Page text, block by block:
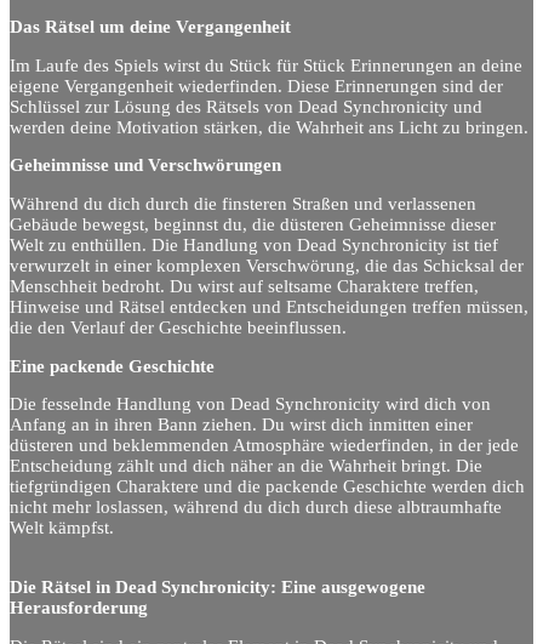
Das Rätsel um deine Vergangenheit
Im Laufe des Spiels wirst du Stück für Stück Erinnerungen an deine
eigene Vergangenheit wiederfinden. Diese Erinnerungen sind der
Schlüssel zur Lösung des Rätsels von Dead Synchronicity und
werden deine Motivation stärken, die Wahrheit ans Licht zu bringen.
Geheimnisse und Verschwörungen
Während du dich durch die finsteren Straßen und verlassenen
Gebäude bewegst, beginnst du, die düsteren Geheimnisse dieser
Welt zu enthüllen. Die Handlung von Dead Synchronicity ist tief
verwurzelt in einer komplexen Verschwörung, die das Schicksal der
Menschheit bedroht. Du wirst auf seltsame Charaktere treffen,
Hinweise und Rätsel entdecken und Entscheidungen treffen müssen,
die den Verlauf der Geschichte beeinflussen.
Eine packende Geschichte
Die fesselnde Handlung von Dead Synchronicity wird dich von
Anfang an in ihren Bann ziehen. Du wirst dich inmitten einer
düsteren und beklemmenden Atmosphäre wiederfinden, in der jede
Entscheidung zählt und dich näher an die Wahrheit bringt. Die
tiefgründigen Charaktere und die packende Geschichte werden dich
nicht mehr loslassen, während du dich durch diese albtraumhafte
Welt kämpfst.
Die Rätsel in Dead Synchronicity: Eine ausgewogene
Herausforderung